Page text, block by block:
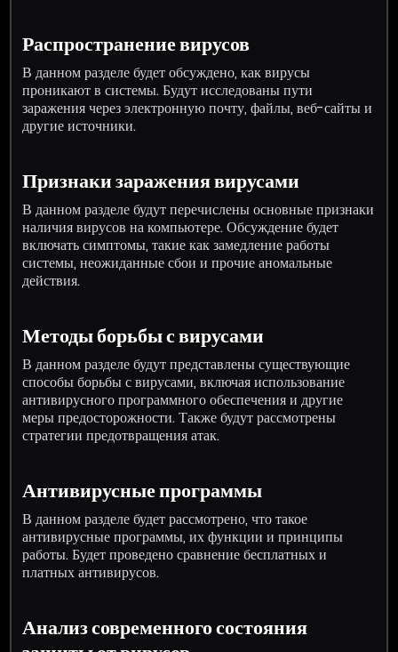
Распространение вирусов
В данном разделе будет обсуждено, как вирусы
проникают в системы. Будут исследованы пути
заражения через электронную почту, файлы, веб-сайты и
другие источники.
Признаки заражения вирусами
В данном разделе будут перечислены основные признаки
наличия вирусов на компьютере. Обсуждение будет
включать симптомы, такие как замедление работы
системы, неожиданные сбои и прочие аномальные
действия.
Методы борьбы с вирусами
В данном разделе будут представлены существующие
способы борьбы с вирусами, включая использование
антивирусного программного обеспечения и другие
меры предосторожности. Также будут рассмотрены
стратегии предотвращения атак.
Антивирусные программы
В данном разделе будет рассмотрено, что такое
антивирусные программы, их функции и принципы
работы. Будет проведено сравнение бесплатных и
платных антивирусов.
Анализ современного состояния